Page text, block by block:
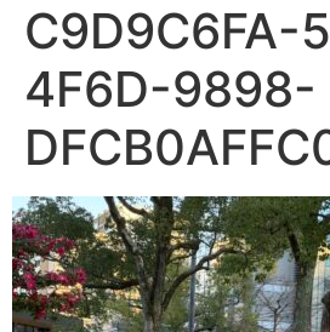
C9D9C6FA-
4F6D-9898-